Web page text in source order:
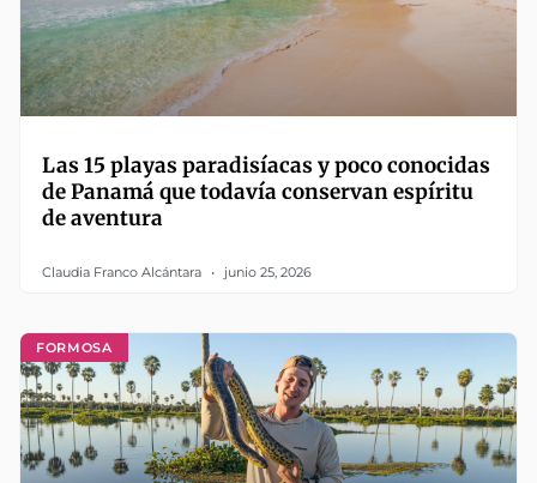
Las 15 playas paradisíacas y poco conocidas
de Panamá que todavía conservan espíritu
de aventura
Claudia Franco Alcántara junio 25, 2026
FORMOSA